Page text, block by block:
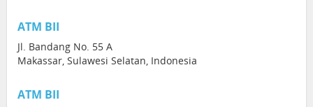
ATM BII
Jl. Bandang No. 55 A
Makassar, Sulawesi Selatan, Indonesia
ATM BII